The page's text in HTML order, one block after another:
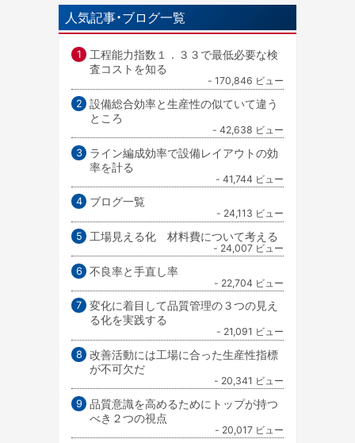
人気記事・ブログ一覧
工程能力指数１．３３で最低必要な検
査コストを知る
- 170,846 ビュー
設備総合効率と生産性の似ていて違う
ところ
- 42,638 ビュー
ライン編成効率で設備レイアウトの効
率を計る
- 41,744 ビュー
ブログ一覧
- 24,113 ビュー
工場見える化 材料費について考える
- 24,007 ビュー
不良率と手直し率
- 22,704 ビュー
変化に着目して品質管理の３つの見え
る化を実践する
- 21,091 ビュー
改善活動には工場に合った生産性指標
が不可欠だ
- 20,341 ビュー
品質意識を高めるためにトップが持つ
べき２つの視点
- 20,017 ビュー